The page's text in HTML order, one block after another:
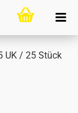
UK / 25 Stück